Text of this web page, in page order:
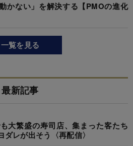
かない」を解決する【PMOの進化
一覧を見る
最新記事
大繁盛の寿司店、集まった客たち
レが出そう〈再配信〉